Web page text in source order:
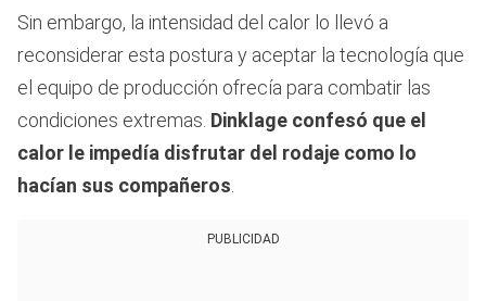
Sin embargo, la intensidad del calor lo llevó a
reconsiderar esta postura y aceptar la tecnología que
el equipo de producción ofrecía para combatir las
condiciones extremas. Dinklage confesó que el
calor le impedía disfrutar del rodaje como lo
hacían sus compañeros.
PUBLICIDAD